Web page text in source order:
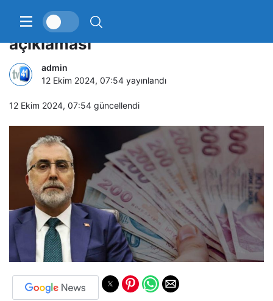
Bakan Işıkhan’dan asgari ücret
açıklaması
admin
12 Ekim 2024, 07:54 yayınlandı
12 Ekim 2024, 07:54 güncellendi